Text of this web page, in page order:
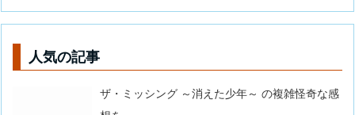
人気の記事
ザ・ミッシング ～消えた少年～ の複雑怪奇な感